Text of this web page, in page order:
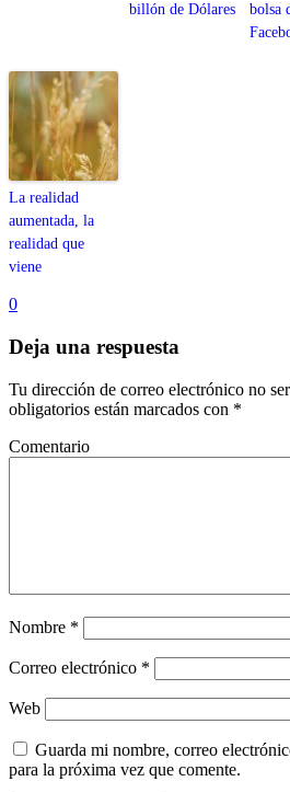
billón de Dólares
bolsa
La realidad
aumentada, la
realidad que
viene
0
Deja una respuesta
Tu dirección de correo electrónico no
obligatorios están marcados con *
Comentario
Nombre *
Correo electrónico *
Web
Guarda mi nombre, correo
para la próxima vez que comente.